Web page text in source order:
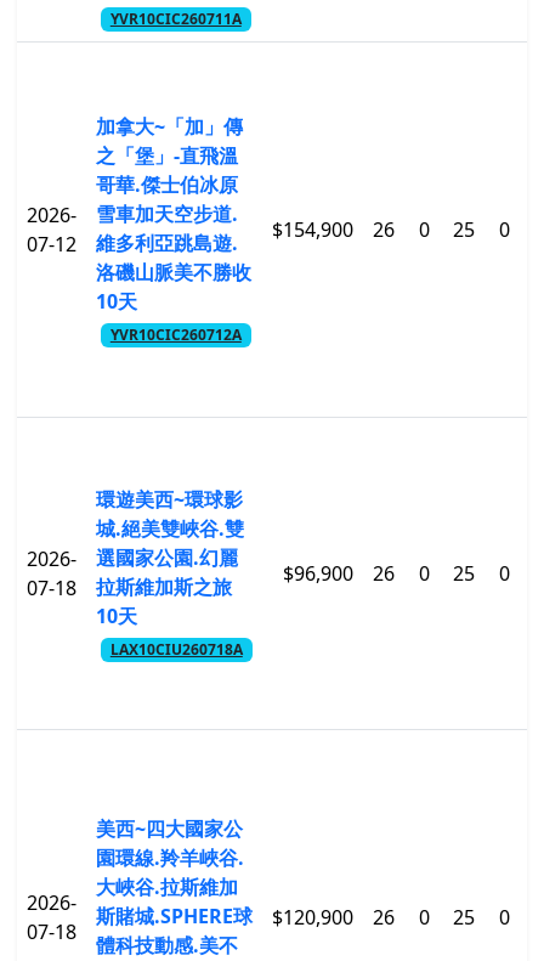
YVR10CIC260711A
2026-
07-12
加拿大~「加」傳
之「堡」-直飛溫
哥華.傑士伯冰原
雪車加天空步道.
維多利亞跳島遊.
洛磯山脈美不勝收
10天
YVR10CIC260712A
$154,900 26 0 25 0
2026-
07-18
環遊美西~環球影
城.絕美雙峽谷.雙
選國家公園.幻麗
拉斯維加斯之旅
10天
LAX10CIU260718A
$96,900 26 0 25 0
2026-
07-18
美西~四大國家公
園環線.羚羊峽谷.
大峽谷.拉斯維加
斯賭城.SPHERE球
體科技動感.美不
$120,900 26 0 25 0